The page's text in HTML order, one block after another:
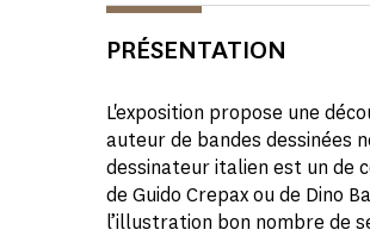
PRÉSENTATION
L'exposition propose une
auteur de bandes dessinées
dessinateur italien est un de
de Guido Crepax ou de Dino
l’illustration bon nombre de